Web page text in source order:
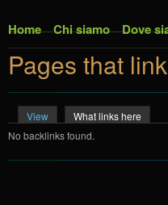
Home Chi siamo Dove
Pages that
Primary tabs
View What links here
No backlinks found.